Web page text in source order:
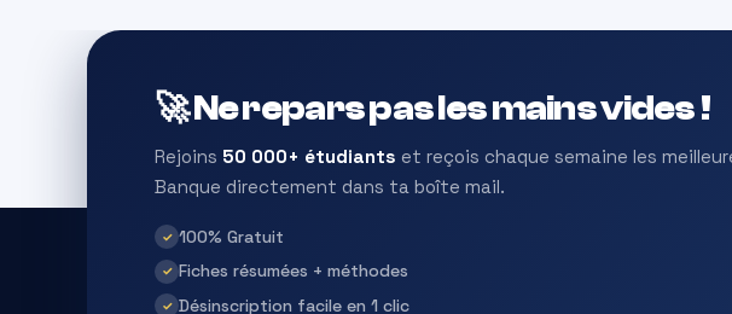
🚀 Ne repars pas les mains vides !
Rejoins 50 000+ étudiants et reçois chaque semaine les
Banque directement dans ta boîte mail.
✓ 100% Gratuit
✓ Fiches résumées + méthodes
✓ Désinscription facile en 1 clic